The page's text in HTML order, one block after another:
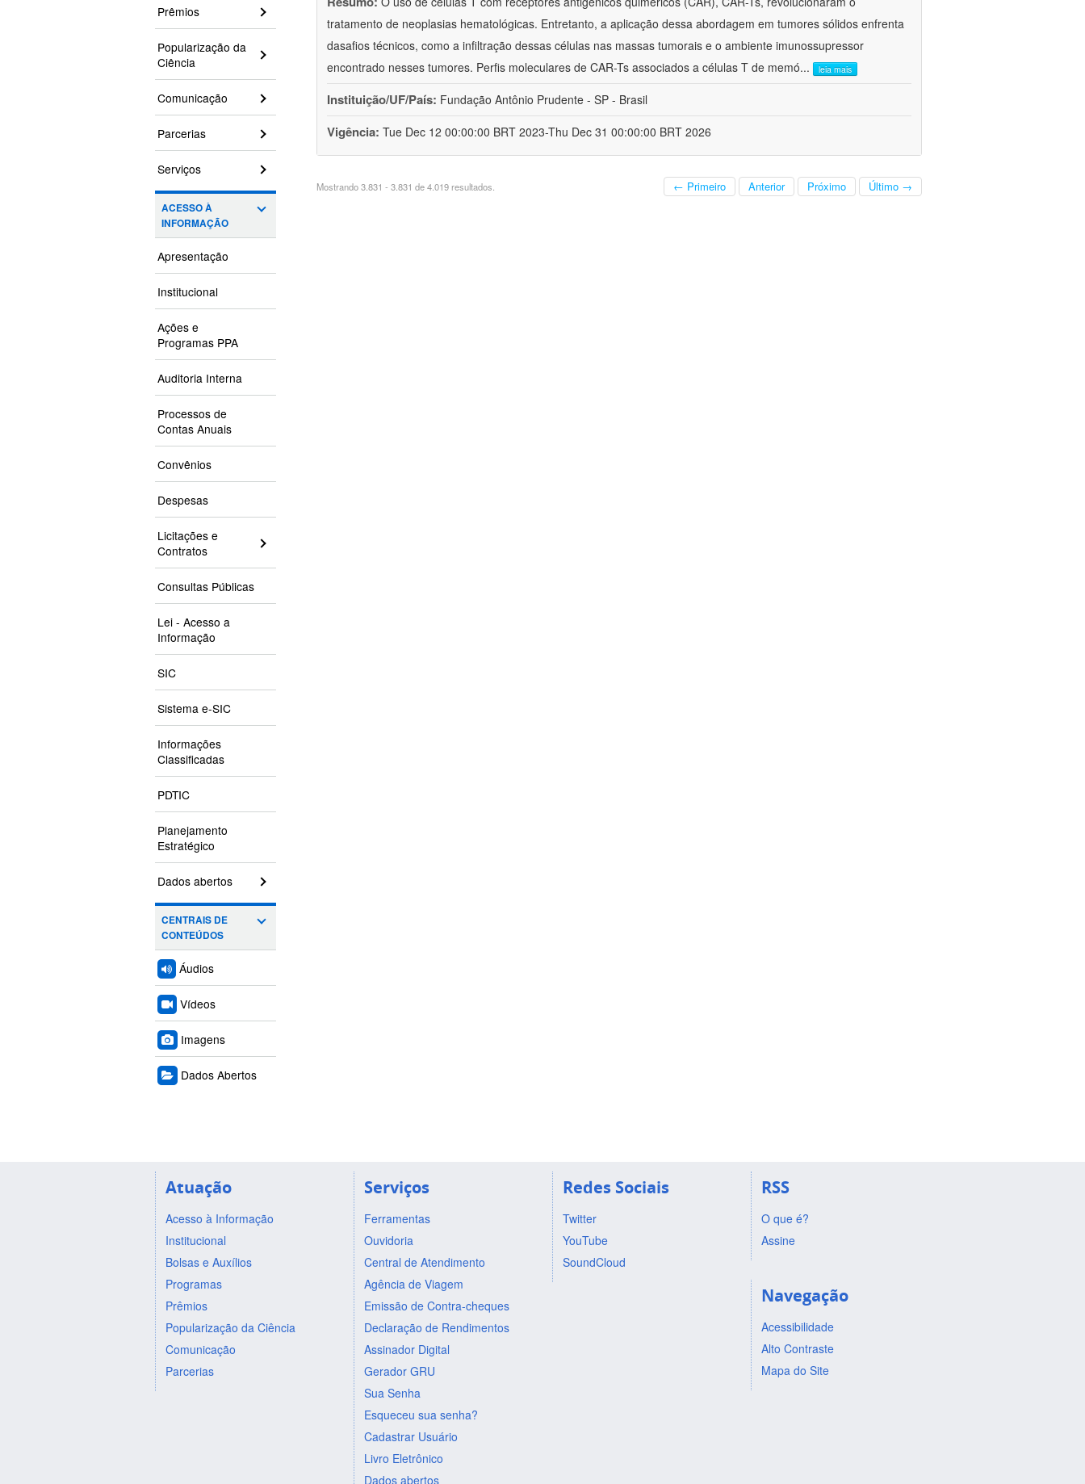
Prêmios
Popularização da
Ciência
Comunicação
Parcerias
Serviços
ACESSO À
INFORMAÇÃO
Apresentação
Institucional
Ações e
Programas PPA
Auditoria Interna
Processos de
Contas Anuais
Convênios
Despesas
Licitações e
Contratos
Consultas Públicas
Lei - Acesso a
Informação
SIC
Sistema e-SIC
Informações
Classificadas
PDTIC
Planejamento
Estratégico
Dados abertos
CENTRAIS DE
CONTEÚDOS
Áudios
Vídeos
Imagens
Dados Abertos
tratamento de neoplasias hematológicas. Entretanto, a aplicação dessa abordagem em tumores sólidos enfrenta
dasafios técnicos, como a infiltração dessas células nas massas tumorais e o ambiente imunossupressor
encontrado nesses tumores. Perfis moleculares de CAR-Ts associados a células T de memó... leia mais
Instituição/UF/País: Fundação Antônio Prudente - SP - Brasil
Vigência: Tue Dec 12 00:00:00 BRT 2023-Thu Dec 31 00:00:00 BRT 2026
Mostrando 3.831 - 3.831 de 4.019 resultados. ← Primeiro Anterior Próximo Último →
Atuação
Acesso à Informação
Institucional
Bolsas e Auxílios
Programas
Prêmios
Popularização da Ciência
Comunicação
Parcerias
Serviços
Ferramentas
Ouvidoria
Central de Atendimento
Agência de Viagem
Emissão de Contra-cheques
Declaração de Rendimentos
Assinador Digital
Gerador GRU
Sua Senha
Esqueceu sua senha?
Cadastrar Usuário
Livro Eletrônico
Dados abertos
Redes Sociais
Twitter
YouTube
SoundCloud
RSS
O que é?
Assine
Navegação
Acessibilidade
Alto Contraste
Mapa do Site